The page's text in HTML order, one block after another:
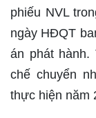
phiếu NVL
ngày HĐQT
án phát hành.
chế chuyển
thực hiện năm